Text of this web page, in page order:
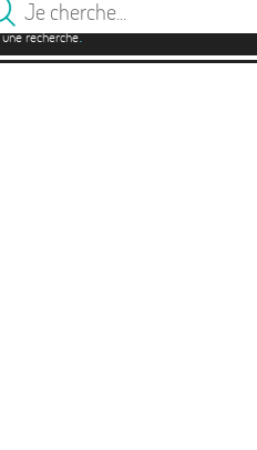
une recherche.